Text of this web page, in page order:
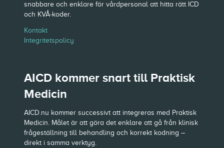
snabbare och enklare för vårdpersonal att hitta rätt ICD
och KVÅ-koder.
Kontakt
Integritetspolicy
AICD kommer snart till Praktisk
Medicin
AICD.nu kommer successivt att integreras med Praktisk
Medicin. Målet är att göra det enklare att gå från klinisk
frågeställning till behandling och korrekt kodning –
direkt i samma verktyg.